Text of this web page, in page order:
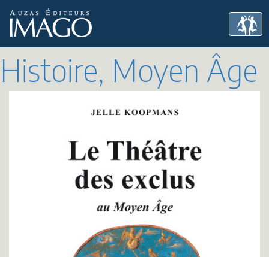
Histoire, Moyen Âge